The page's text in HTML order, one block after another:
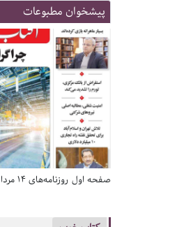
پیشخوان مطبوعات
صفحه اول روزنامه‌های 14 مرداد 1405